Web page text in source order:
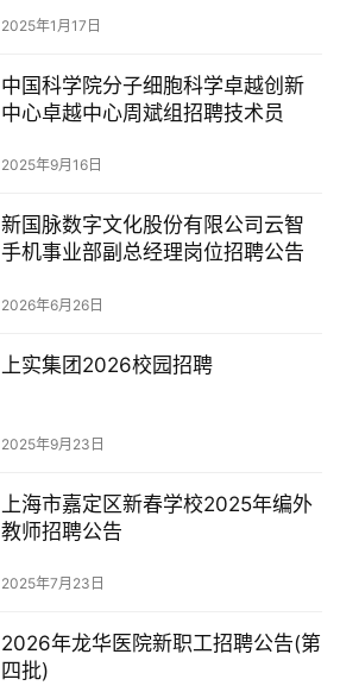
2025年1月17日
中国科学院分子细胞科学卓越创新
中心卓越中心周斌组招聘技术员
2025年9月16日
新国脉数字文化股份有限公司云智
手机事业部副总经理岗位招聘公告
2026年6月26日
上实集团2026校园招聘
2025年9月23日
上海市嘉定区新春学校2025年编外
教师招聘公告
2025年7月23日
2026年龙华医院新职工招聘公告(第
四批)